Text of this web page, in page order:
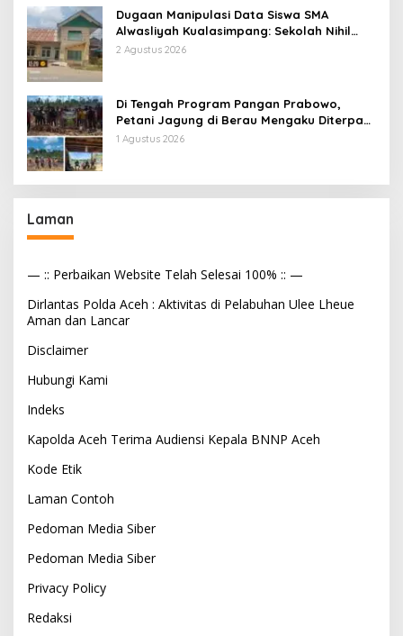
Dugaan Manipulasi Data Siswa SMA
Alwasliyah Kualasimpang: Sekolah Nihil
Murid Tapi Terima Dana BOS & Paket
2 Agustus 2026
Di Tengah Program Pangan Prabowo,
Petani Jagung di Berau Mengaku Diterpa
Tekanan Aparat
1 Agustus 2026
Laman
— :: Perbaikan Website Telah Selesai 100% :: —
Dirlantas Polda Aceh : Aktivitas di Pelabuhan Ulee Lheue
Aman dan Lancar
Disclaimer
Hubungi Kami
Indeks
Kapolda Aceh Terima Audiensi Kepala BNNP Aceh
Kode Etik
Laman Contoh
Pedoman Media Siber
Pedoman Media Siber
Privacy Policy
Redaksi